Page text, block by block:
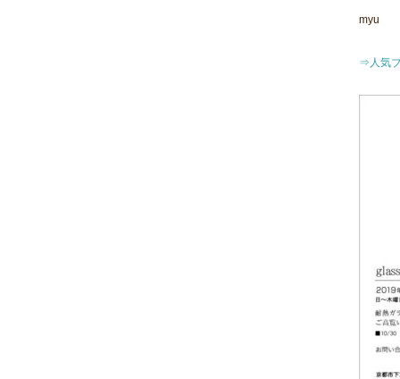
myu
⇒人気